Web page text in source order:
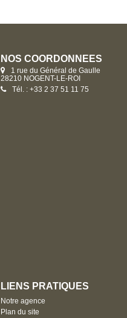
NOS COORDONNÉES
1 rue du Général de Gaulle
28210 NOGENT-LE-ROI
Tél. : +33 2 37 51 11 75
LIENS PRATIQUES
Notre agence
Plan du site